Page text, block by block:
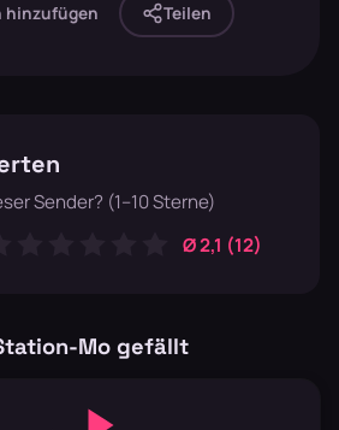
hinzufügen Teilen
Sender? (1–10 Sterne)
Ø 2,1 (12)
Mo gefällt